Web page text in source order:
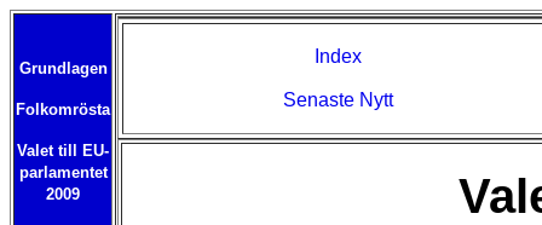
Grundlagen
Folkomrösta
Valet till EU-
parlamentet
2009
Index
Senaste Nytt